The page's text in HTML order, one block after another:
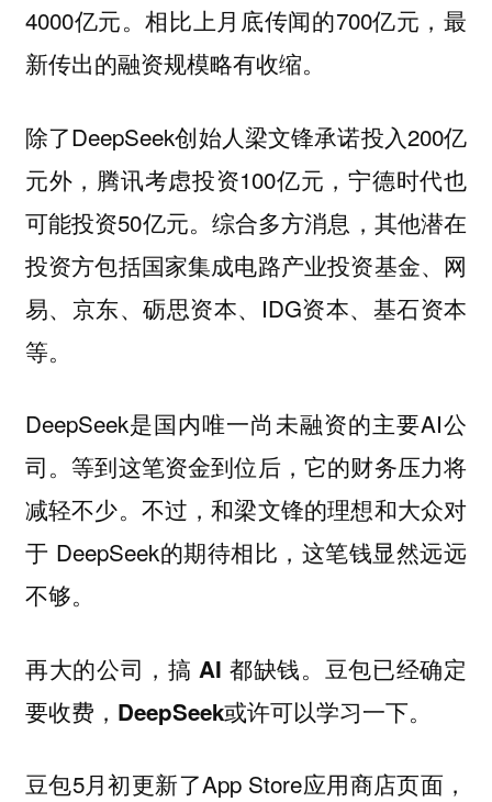
4000亿元。相比上月底传闻的700亿元，最
新传出的融资规模略有收缩。
除了DeepSeek创始人梁文锋承诺投入200亿
元外，腾讯考虑投资100亿元，宁德时代也
可能投资50亿元。综合多方消息，其他潜在
投资方包括国家集成电路产业投资基金、网
易、京东、砺思资本、IDG资本、基石资本
等。
DeepSeek是国内唯一尚未融资的主要AI公
司。等到这笔资金到位后，它的财务压力将
减轻不少。不过，和梁文锋的理想和大众对
于 DeepSeek的期待相比，这笔钱显然远远
不够。
再大的公司，搞 AI 都缺钱。豆包已经确定
要收费，DeepSeek或许可以学习一下。
豆包5月初更新了App Store应用商店页面，